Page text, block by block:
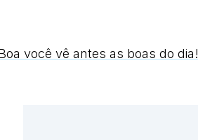
você vê antes as boas do dia!